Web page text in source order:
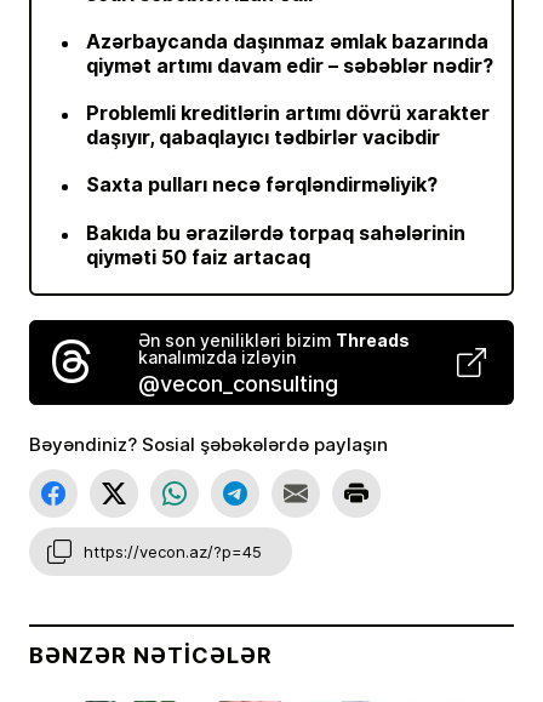
Azərbaycanda daşınmaz əmlak bazarında
qiymət artımı davam edir – səbəblər nədir?
Problemli kreditlərin artımı dövrü xarakter
daşıyır, qabaqlayıcı tədbirlər vacibdir
Saxta pulları necə fərqləndirməliyik?
Bakıda bu ərazilərdə torpaq sahələrinin
qiyməti 50 faiz artacaq
Ən son yenilikləri bizim Threads
kanalımızda izləyin
@vecon_consulting
Bəyəndiniz? Sosial şəbəkələrdə paylaşın
https://vecon.az/?p=45
BƏNZƏR NƏTICƏLƏR